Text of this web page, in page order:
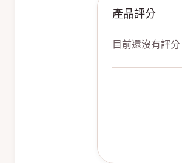
產品評分
目前還沒有評